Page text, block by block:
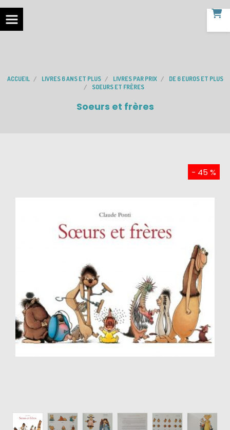
ACCUEIL LIVRES 6 ANS ET PLUS LIVRES PAR PRIX
DE 6 EUROS ET PLUS
SOEURS ET FRÈRES
Soeurs et frères
- 45 %